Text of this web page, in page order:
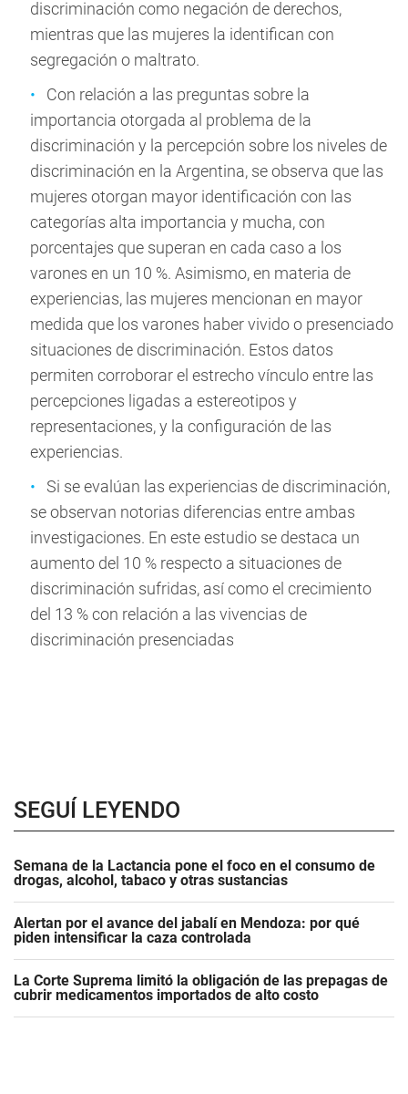
discriminación como negación de derechos,
mientras que las mujeres la identifican con
segregación o maltrato.
Con relación a las preguntas sobre la
importancia otorgada al problema de la
discriminación y la percepción sobre los niveles de
discriminación en la Argentina, se observa que las
mujeres otorgan mayor identificación con las
categorías alta importancia y mucha, con
porcentajes que superan en cada caso a los
varones en un 10 %. Asimismo, en materia de
experiencias, las mujeres mencionan en mayor
medida que los varones haber vivido o presenciado
situaciones de discriminación. Estos datos
permiten corroborar el estrecho vínculo entre las
percepciones ligadas a estereotipos y
representaciones, y la configuración de las
experiencias.
Si se evalúan las experiencias de discriminación,
se observan notorias diferencias entre ambas
investigaciones. En este estudio se destaca un
aumento del 10 % respecto a situaciones de
discriminación sufridas, así como el crecimiento
del 13 % con relación a las vivencias de
discriminación presenciadas
SEGUÍ LEYENDO
Semana de la Lactancia pone el foco en el consumo de
drogas, alcohol, tabaco y otras sustancias
Alertan por el avance del jabalí en Mendoza: por qué
piden intensificar la caza controlada
La Corte Suprema limitó la obligación de las prepagas de
cubrir medicamentos importados de alto costo